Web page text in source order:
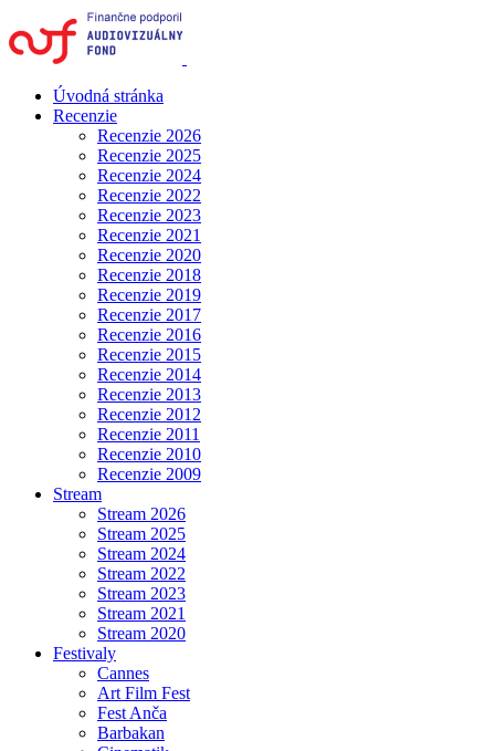
Úvodná stránka
Recenzie
Recenzie 2026
Recenzie 2025
Recenzie 2024
Recenzie 2022
Recenzie 2023
Recenzie 2021
Recenzie 2020
Recenzie 2018
Recenzie 2019
Recenzie 2017
Recenzie 2016
Recenzie 2015
Recenzie 2014
Recenzie 2013
Recenzie 2012
Recenzie 2011
Recenzie 2010
Recenzie 2009
Stream
Stream 2026
Stream 2025
Stream 2024
Stream 2022
Stream 2023
Stream 2021
Stream 2020
Festivaly
Cannes
Art Film Fest
Fest Anča
Barbakan